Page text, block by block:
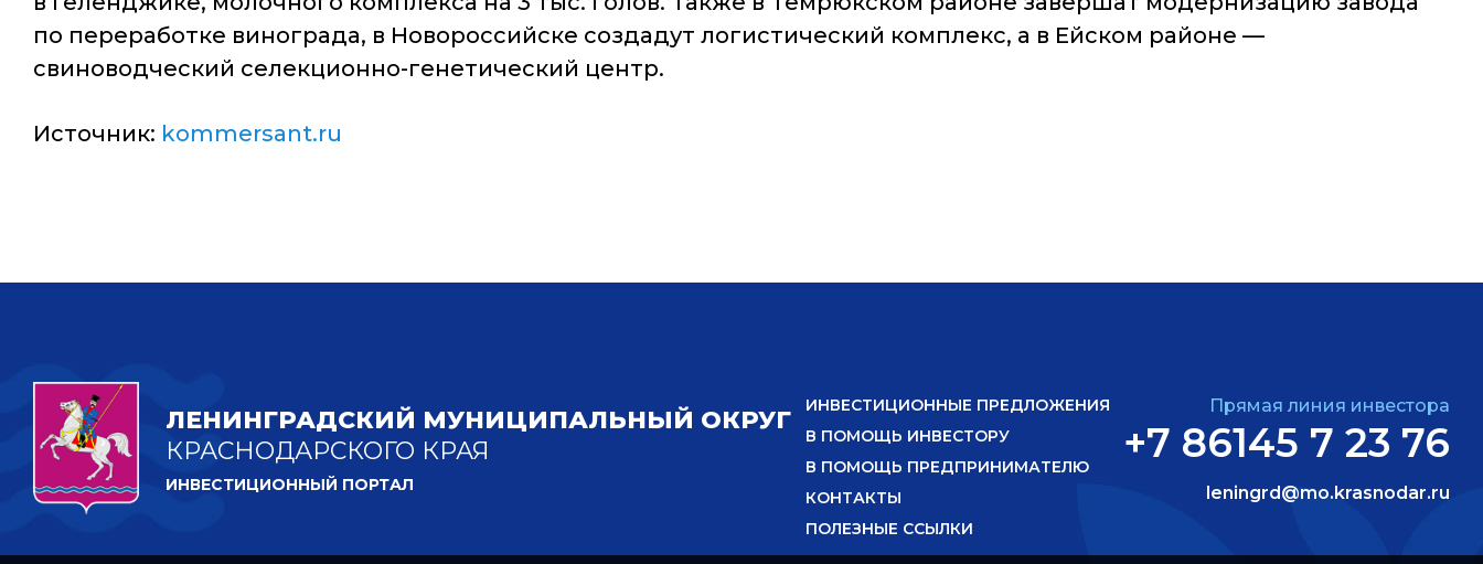
по переработке винограда, в Новороссийске создадут логистический комплекс, а в Ейском районе —
свиноводческий селекционно-генетический центр.
Источник: kommersant.ru
ЛЕНИНГРАДСКИЙ МУНИЦИПАЛЬНЫЙ ОКРУГ
КРАСНОДАРСКОГО КРАЯ
ИНВЕСТИЦИОННЫЙ ПОРТАЛ
ИНВЕСТИЦИОННЫЕ ПРЕДЛОЖЕНИЯ
В ПОМОЩЬ ИНВЕСТОРУ
В ПОМОЩЬ ПРЕДПРИНИМАТЕЛЮ
КОНТАКТЫ
ПОЛЕЗНЫЕ ССЫЛКИ
Прямая линия инвестора
+7 86145 7 23 76
leningrd@mo.krasnodar.ru